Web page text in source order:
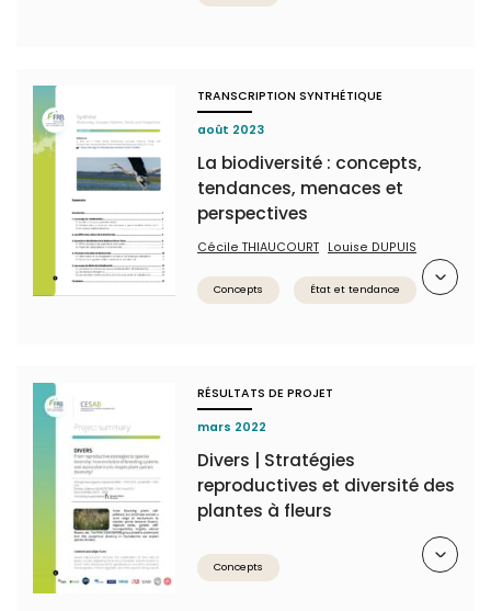
TRANSCRIPTION SYNTHÉTIQUE
août 2023
La biodiversité : concepts,
tendances, menaces et
perspectives
Cécile THIAUCOURT Louise DUPUIS
Concepts État et tendance
RÉSULTATS DE PROJET
mars 2022
Divers | Stratégies
reproductives et diversité des
plantes à fleurs
Concepts